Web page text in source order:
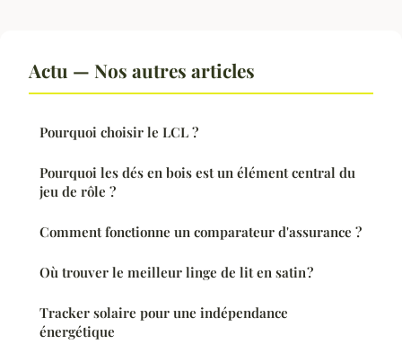
Actu — Nos autres articles
Pourquoi choisir le LCL ?
Pourquoi les dés en bois est un élément central du
jeu de rôle ?
Comment fonctionne un comparateur d'assurance ?
Où trouver le meilleur linge de lit en satin ?
Tracker solaire pour une indépendance
énergétique